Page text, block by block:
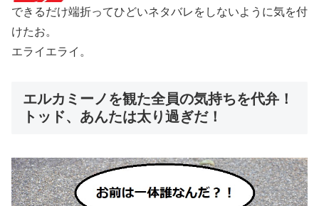
できるだけ端折ってひどいネタバレをしないように気を付
けたお。
エライエライ。
エルカミーノを観た全員の気持ちを代弁！
トッド、あんたは太り過ぎだ！